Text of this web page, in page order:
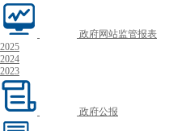
政府网站监管报表
2025
2024
2023
政府公报